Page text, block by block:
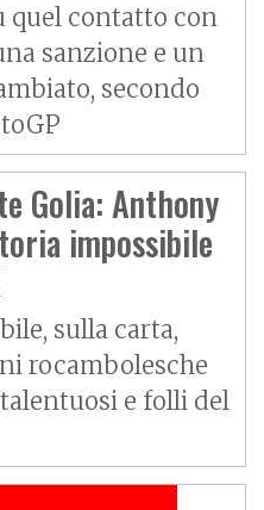
quel contatto con
sanzione e un
secondo
Golia: Anthony
impossibile
sulla carta,
rocambolesche
e folli del